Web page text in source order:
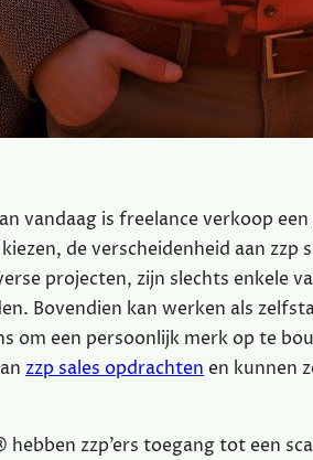
vandaag is freelance verkoop
de verscheidenheid aan zzp
projecten, zijn slechts enkele
Bovendien kan werken als
om een persoonlijk merk op te
zzp sales opdrachten en kunnen
zzp’ers toegang tot een